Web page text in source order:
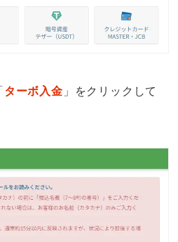
ターボ入金 」をクリックして